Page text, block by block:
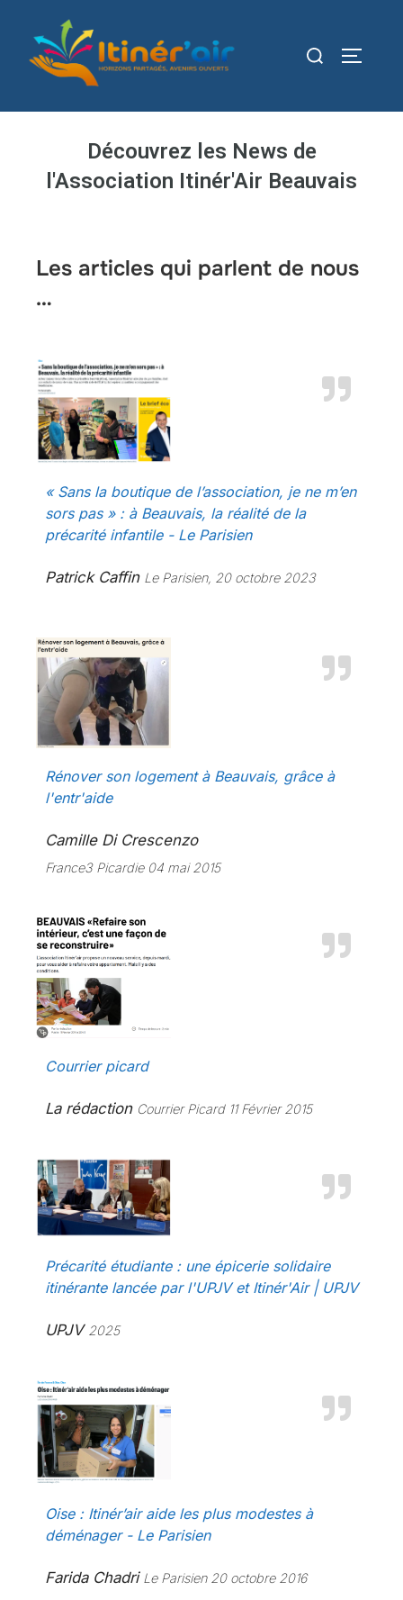
Découvrez les News de
l'Association Itinér'Air Beauvais
Les articles qui parlent de nous
…
« Sans la boutique de l’association, je ne m’en
sors pas » : à Beauvais, la réalité de la
précarité infantile - Le Parisien
Patrick Caffin Le Parisien, 20 octobre 2023
Rénover son logement à Beauvais, grâce à
l'entr'aide
Camille Di Crescenzo
France3 Picardie 04 mai 2015
Courrier picard
La rédaction Courrier Picard 11 Février 2015
Précarité étudiante : une épicerie solidaire
itinérante lancée par l'UPJV et Itinér'Air | UPJV
UPJV 2025
Oise : Itinér’air aide les plus modestes à
déménager - Le Parisien
Farida Chadri Le Parisien 20 octobre 2016